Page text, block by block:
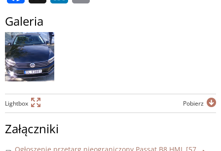
Galeria
Lightbox Pobierz
Załączniki